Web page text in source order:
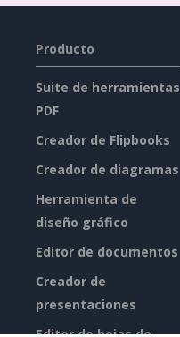
Producto
Suite de herramientas
PDF
Creador de Flipbooks
Creador de diagramas
Herramienta de
diseño gráfico
Editor de documentos
Creador de
presentaciones
Editor de hojas de